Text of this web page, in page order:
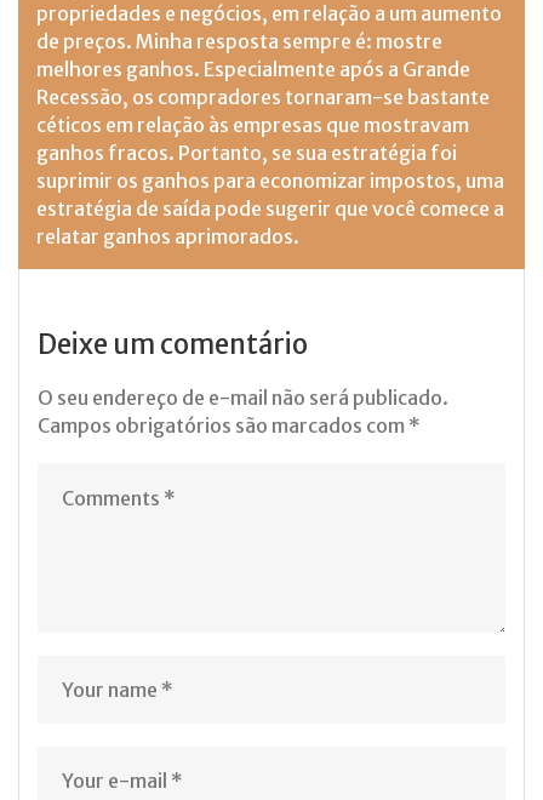
propriedades e negócios, em relação a um aumento
de preços. Minha resposta sempre é: mostre
melhores ganhos. Especialmente após a Grande
Recessão, os compradores tornaram-se bastante
céticos em relação às empresas que mostravam
ganhos fracos. Portanto, se sua estratégia foi
suprimir os ganhos para economizar impostos, uma
estratégia de saída pode sugerir que você comece a
relatar ganhos aprimorados.
Deixe um comentário
O seu endereço de e-mail não será publicado.
Campos obrigatórios são marcados com *